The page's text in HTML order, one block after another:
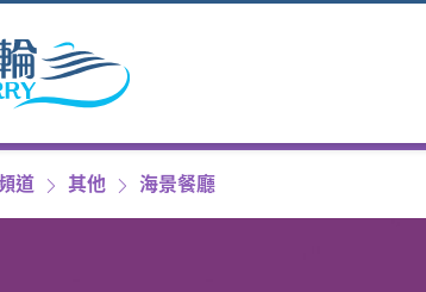
道 其他 海景餐廳